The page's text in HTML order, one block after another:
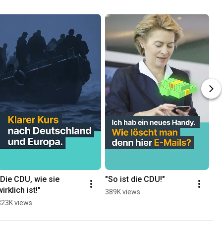
CDU, wie sie
ist!"
views
"So ist die CDU!"
389K views